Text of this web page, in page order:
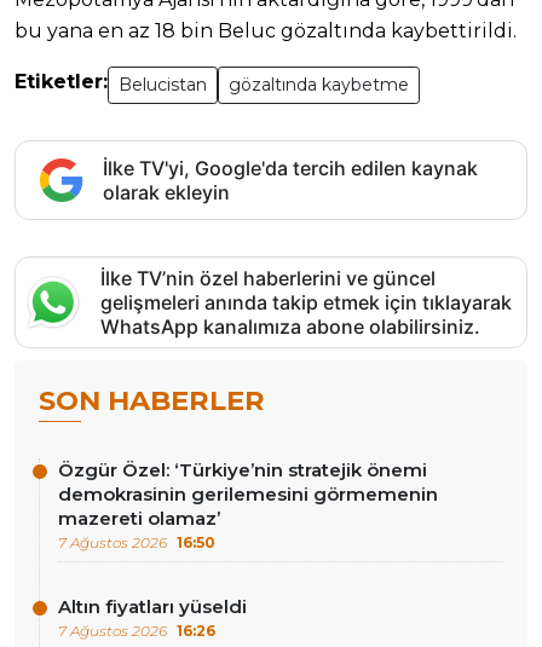
bu yana en az 18 bin Beluc gözaltında kaybettirildi.
Etiketler: Belucistan gözaltında kaybetme
İlke TV'yi, Google'da tercih edilen kaynak
olarak ekleyin
İlke TV’nin özel haberlerini ve güncel
gelişmeleri anında takip etmek için tıklayarak
WhatsApp kanalımıza abone olabilirsiniz.
SON HABERLER
Özgür Özel: ‘Türkiye’nin stratejik önemi
demokrasinin gerilemesini görmemenin
mazereti olamaz’
7 Ağustos 2026 16:50
Altın fiyatları yüseldi
7 Ağustos 2026 16:26